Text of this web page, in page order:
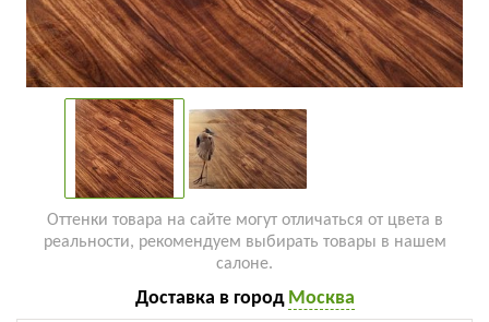
Оттенки товара на сайте могут отличаться от цвета в
реальности, рекомендуем выбирать товары в нашем
салоне.
Доставка в город Москва